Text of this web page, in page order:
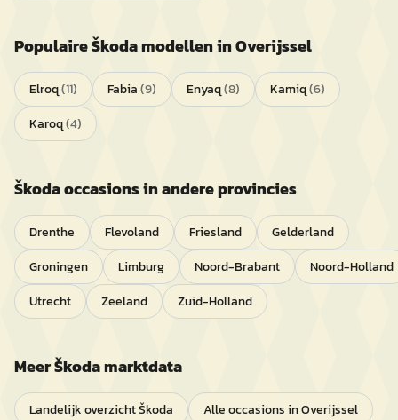
PopulaireŠkodamodellen inOverijssel
Elroq(11) Fabia(9) Enyaq(8) Kamiq(6)
Karoq(4)
Škodaoccasions in andere provincies
Drenthe Flevoland Friesland
Gelderland
Groningen
Limburg Noord-Brabant
Noord-Holland
Utrecht
Zeeland Zuid-Holland
MeerŠkodamarktdata
Landelijk overzichtŠkoda Alle occasions inOverijssel